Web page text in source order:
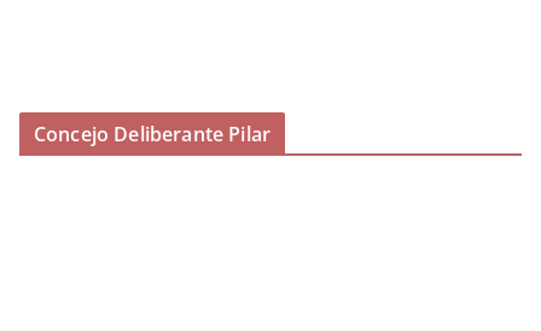
Concejo Deliberante Pilar